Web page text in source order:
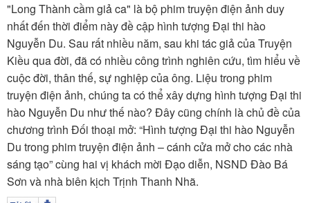
Thiếu nhi
Kết nối VOV6
TÌM KIẾM
Vận hành bởi QI Corp
"Long Thành cầm giả ca" là bộ phim truyện điện ảnh duy
nhất đến thời điểm này đề cập hình tượng Đại thi hào
Nguyễn Du. Sau rất nhiều năm, sau khi tác giả của Truyện
Kiều qua đời, đã có nhiều công trình nghiên cứu, tìm hiểu về
cuộc đời, thân thế, sự nghiệp của ông. Liệu trong phim
truyện điện ảnh, chúng ta có thể xây dựng hình tượng Đại thi
hào Nguyễn Du như thế nào? Đây cũng chính là chủ đề của
chương trình Đối thoại mở: “Hình tượng Đại thi hào Nguyễn
Du trong phim truyện điện ảnh – cánh cửa mở cho các nhà
sáng tạo” cùng hai vị khách mời Đạo diễn, NSND Đào Bá
Sơn và nhà biên kịch Trịnh Thanh Nhã.